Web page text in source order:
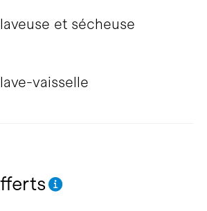
et sécheuse
vaisselle